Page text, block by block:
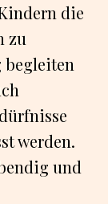
die
zu
begleiten
werden.
und